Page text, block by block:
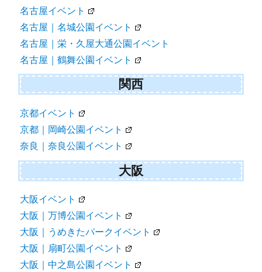
名古屋イベント
名古屋｜名城公園イベント
名古屋｜栄・久屋大通公園イベント
名古屋｜鶴舞公園イベント
関西
京都イベント
京都｜岡崎公園イベント
奈良｜奈良公園イベント
大阪
大阪イベント
大阪｜万博公園イベント
大阪｜うめきたパークイベント
大阪｜扇町公園イベント
大阪｜中之島公園イベント